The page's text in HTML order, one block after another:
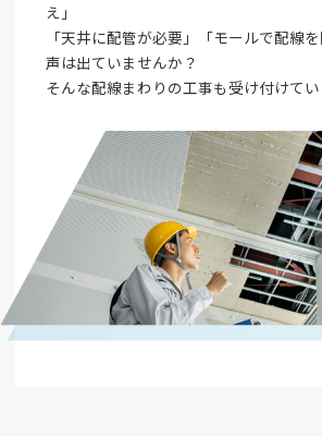
え」
「天井に配管が必要」「モールで配線
声は出ていませんか？
そんな配線まわりの工事も受け付けてい